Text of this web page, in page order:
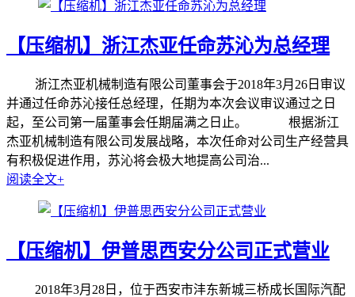
【压缩机】浙江杰亚任命苏沁为总经理
浙江杰亚机械制造有限公司董事会于2018年3月26日审议
并通过任命苏沁接任总经理，任期为本次会议审议通过之日
起，至公司第一届董事会任期届满之日止。 根据浙江
杰亚机械制造有限公司发展战略，本次任命对公司生产经营具
有积极促进作用，苏沁将会极大地提高公司治...
阅读全文+
【压缩机】伊普思西安分公司正式营业
2018年3月28日，位于西安市沣东新城三桥成长国际汽配